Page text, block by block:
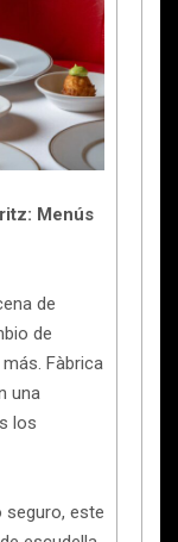
Menús
de
de
Fàbrica
una
los
seguro, este